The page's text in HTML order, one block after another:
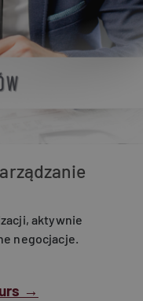
aktywnie
negocjacje.
→